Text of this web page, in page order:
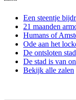
Een steentje
21 maanden
Humans of
Ode aan het
De ontsloten stad
De stad is van
Bekijk alle zalen